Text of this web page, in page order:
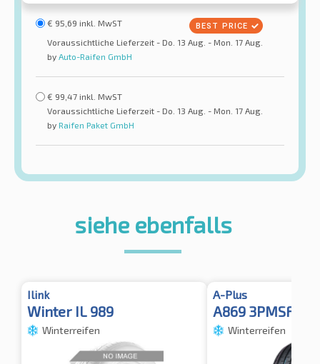
€ 95,69 inkl. MwST
Voraussichtliche Lieferzeit - Do. 13 Aug. - Mon. 17 Aug.
by Auto-Raifen GmbH
€ 99,47 inkl. MwST
Voraussichtliche Lieferzeit - Do. 13 Aug. - Mon. 17 Aug.
by Raifen Paket GmbH
siehe ebenfalls
Ilink
Winter IL 989
Winterreifen
A-Plus
A869 3PMSF TL
Winterreifen